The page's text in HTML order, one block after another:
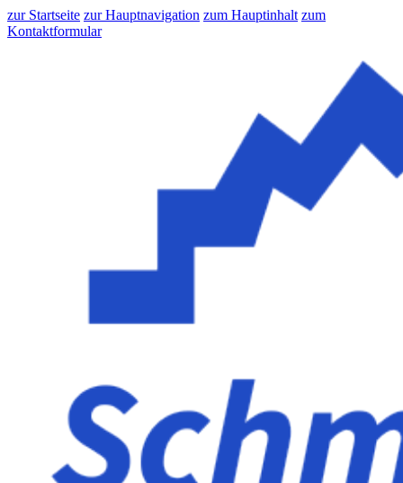
zur Startseite zur Hauptnavigation zum Hauptinhalt zum
Kontaktformular